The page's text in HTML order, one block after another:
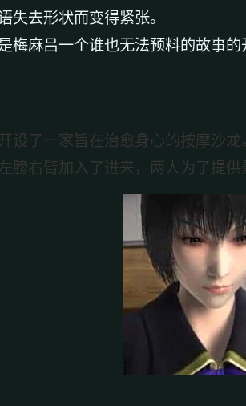
失去形状而变得紧张。
梅麻吕一个谁也无法预料的故事的
设了一家旨在治愈身心的按摩沙龙
膀右臂加入了进来，两人为了提供